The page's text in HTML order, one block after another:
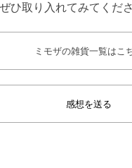
ひ取り入れてみてくださ
ミモザの雑貨一覧はこ
感想を送る